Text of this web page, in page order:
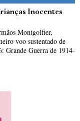
Inocentes
Montgolfier,
voo sustentado de
Grande Guerra de 1914-